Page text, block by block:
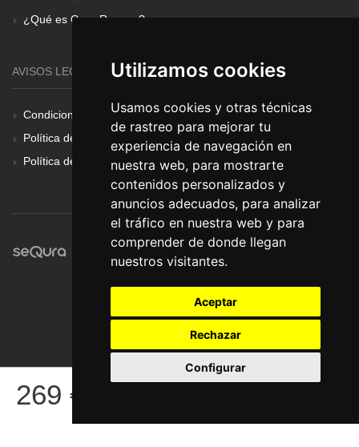
Utilizamos cookies
Usamos cookies y otras técnicas
de rastreo para mejorar tu
experiencia de navegación en
nuestra web, para mostrarte
contenidos personalizados y
anuncios adecuados, para analizar
el tráfico en nuestra web y para
comprender de donde llegan
nuestros visitantes.
Aceptar
Rechazar
Configurar
269 €
¿Qué es Gear Renove?
AVISOS LEGALES
Condiciones Generales
Política de Cookies
Política de Privacidad
© Pronorte Sonido SL. Todos los derechos reservados.